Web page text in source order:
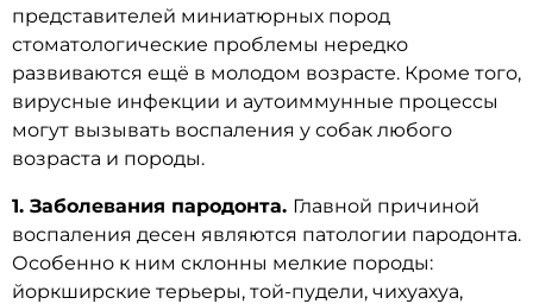
представителей миниатюрных пород
стоматологические проблемы нередко
развиваются ещё в молодом возрасте. Кроме того,
вирусные инфекции и аутоиммунные процессы
могут вызывать воспаления у собак любого
возраста и породы.
1. Заболевания пародонта. Главной причиной
воспаления десен являются патологии пародонта.
Особенно к ним склонны мелкие породы:
йоркширские терьеры, той-пудели, чихуахуа,